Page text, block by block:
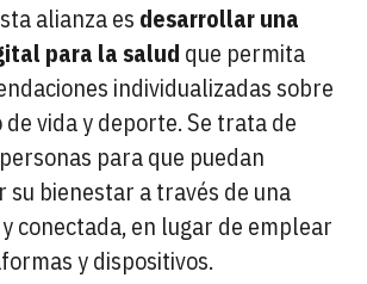
alianza es desarrollar una
para la salud que permita
individualizadas sobre
vida y deporte. Se trata de
para que puedan
su bienestar a través de una
conectada, en lugar de emplear
y dispositivos.